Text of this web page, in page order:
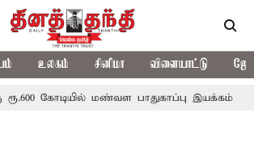
உலகம் சினிமா விளையாட்டு
மண்வள பாதுகாப்பு இயக்கம்